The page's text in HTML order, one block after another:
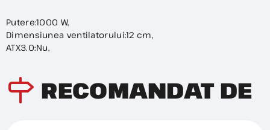
Putere:1000 W,
Dimensiunea ventilatorului:12 cm,
ATX3.0:Nu,
RECOMANDAT DE